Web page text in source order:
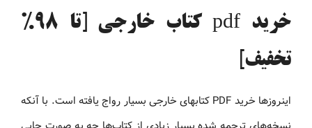
خرید pdf کتاب خارجی [تا 98%
تخفیف]
اینروزها خرید PDF کتاب‎های خارجی بسیار رواج یافته است. با آنکه